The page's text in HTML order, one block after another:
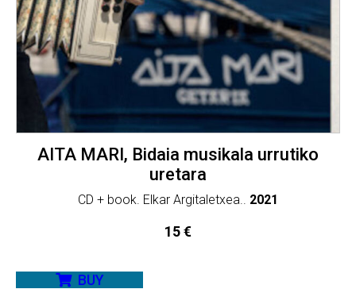
AITA MARI, Bidaia musikala urrutiko
uretara
CD + book. Elkar Argitaletxea.. 2021
15€
BUY